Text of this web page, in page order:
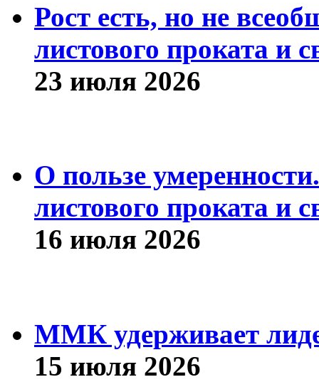
Рост есть, но не
листового проката и
23 июля 2026
О пользе
листового проката и
16 июля 2026
ММК удерживает
15 июля 2026